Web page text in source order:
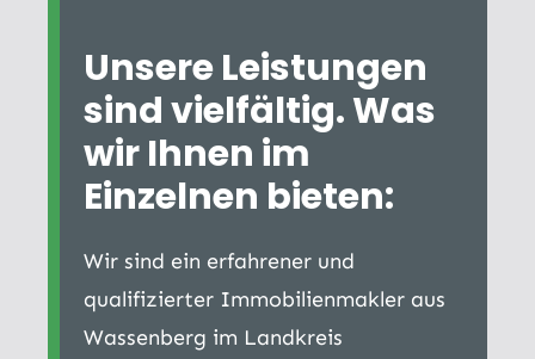
Unsere Leistungen
sind vielfältig. Was
wir Ihnen im
Einzelnen bieten:
Wir sind ein erfahrener und
qualifizierter Immobilienmakler aus
Wassenberg im Landkreis